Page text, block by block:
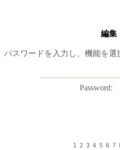
編集
パスワードを入力し、機能を
Password:
1 2 3 4 5 6 7